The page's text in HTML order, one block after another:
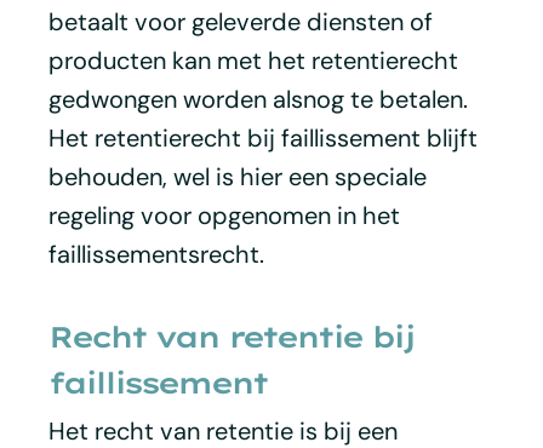
betaalt voor geleverde diensten of
producten kan met het retentierecht
gedwongen worden alsnog te betalen.
Het retentierecht bij faillissement blijft
behouden, wel is hier een speciale
regeling voor opgenomen in het
faillissementsrecht.
Recht van retentie bij
faillissement
Het recht van retentie is bij een